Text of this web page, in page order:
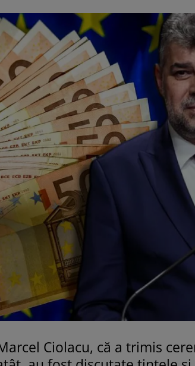
Ciolacu, că a trimis